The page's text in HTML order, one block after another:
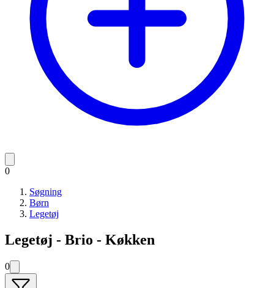
0
Søgning
Børn
Legetøj
Legetøj - Brio - Køkken
0